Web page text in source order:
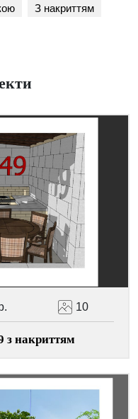
З накриттям
10
накриттям